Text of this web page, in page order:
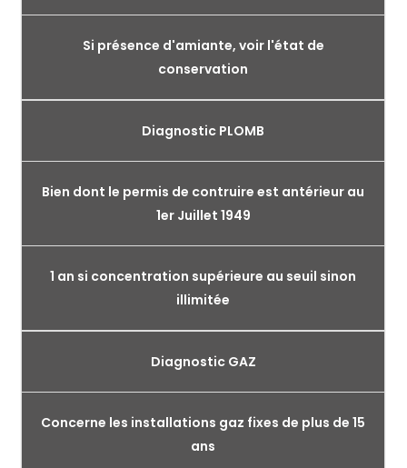
Si présence d'amiante, voir l'état de
conservation
Diagnostic PLOMB
Bien dont le permis de contruire est antérieur au
1er Juillet 1949
1 an si concentration supérieure au seuil sinon
illimitée
Diagnostic GAZ
Concerne les installations gaz fixes de plus de 15
ans